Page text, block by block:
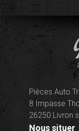
Pièces Auto
8 Impasse
26250 Livron
Nous situer